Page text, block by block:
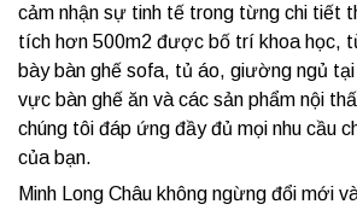
cảm nhận sự tinh tế trong từng chi tiết
tích hơn 500m2 được bố trí khoa học,
bày bàn ghế sofa, tủ áo, giường ngủ
vực bàn ghế ăn và các sản phẩm nội
chúng tôi đáp ứng đầy đủ mọi nhu cầu
của bạn.
Minh Long Châu không ngừng đổi mới